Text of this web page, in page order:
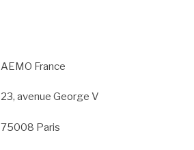
AEMO France
23, avenue George V
75008 Paris